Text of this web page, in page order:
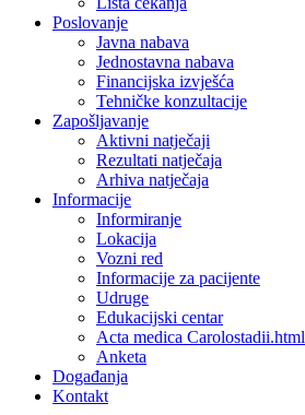
Poslovanje
Javna nabava
Jednostavna nabava
Financijska izvješća
Tehničke konzultacije
Zapošljavanje
Aktivni natječaji
Rezultati natječaja
Arhiva natječaja
Informacije
Informiranje
Lokacija
Vozni red
Informacije za pacijente
Udruge
Edukacijski centar
Acta medica Carolostadii.html
Anketa
Događanja
Kontakt